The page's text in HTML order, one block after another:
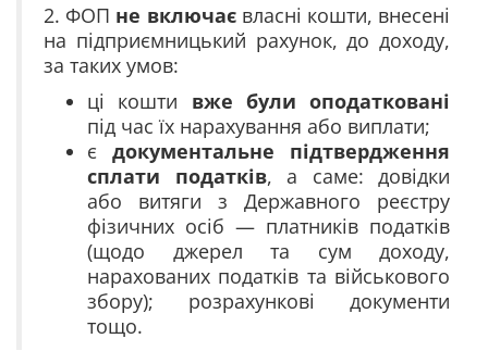
2. ФОП не включаєвласні кошти, внесені
на підприємницький рахунок, до доходу,
за таких умов:
ці кошти вже були оподатковані
під час їх нарахування або виплати;
є документальне підтвердження
сплати податків, а саме: довідки
або витяги з Державного реєстру
фізичних осіб — платників податків
(щодо джерел та сум доходу,
нарахованих податків та військового
збору); розрахункові документи
тощо.